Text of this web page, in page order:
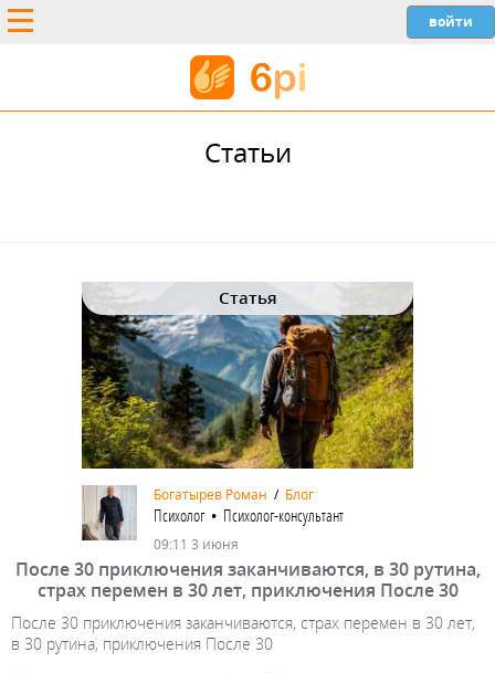
Статьи
Статья
Богатырев Роман / Блог
Психолог • Психолог-консультант
09:11 3 июня
После 30 приключения заканчиваются, в 30 рутина,
страх перемен в 30 лет, приключения После 30
После 30 приключения заканчиваются, страх перемен в 30 лет,
в 30 рутина, приключения После 30